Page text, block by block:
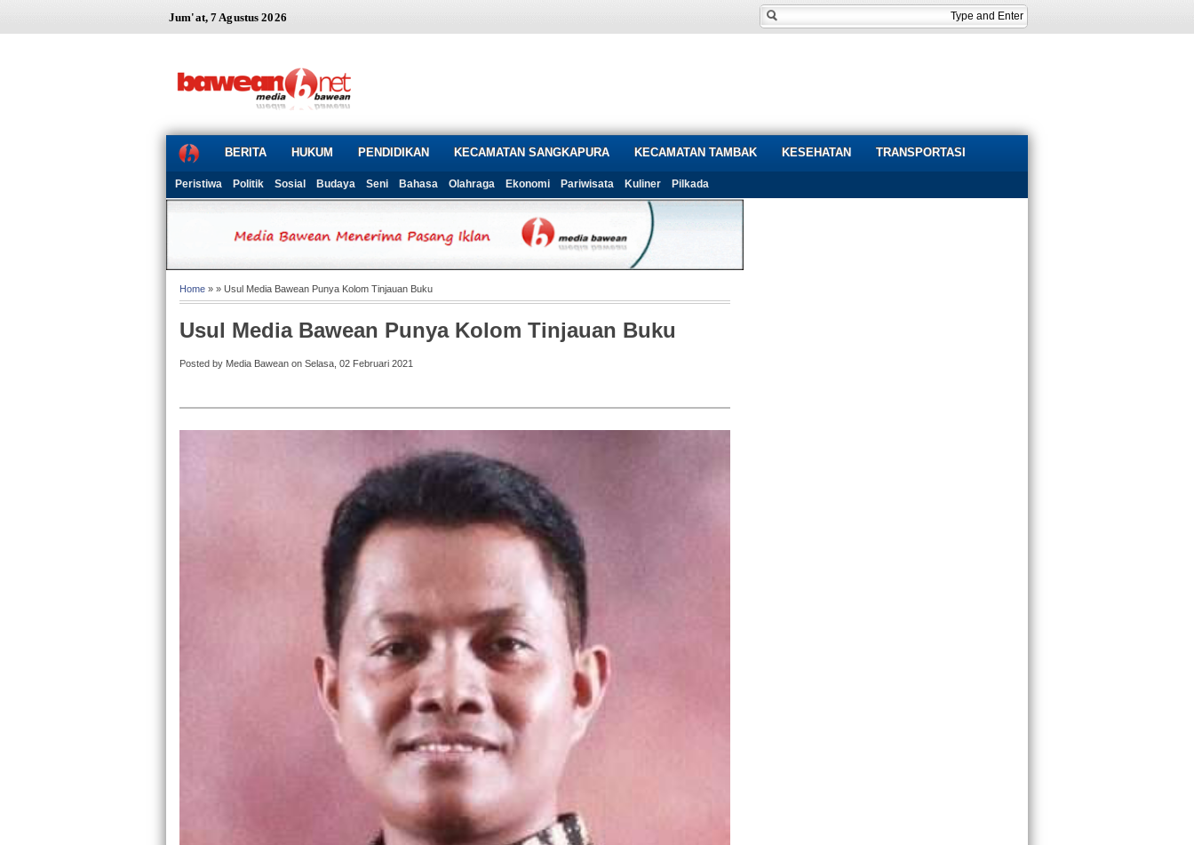
Jum'at, 7 Agustus 2026
BERITA HUKUM PENDIDIKAN KECAMATAN SANGKAPURA KECAMATAN TAMBAK KESEHATAN TRANSPORTASI
Peristiwa Politik Sosial Budaya Seni Bahasa Olahraga Ekonomi Pariwisata Kuliner Pilkada
Home » » Usul Media Bawean Punya Kolom Tinjauan Buku
Usul Media Bawean Punya Kolom Tinjauan Buku
Posted by Media Bawean on Selasa, 02 Februari 2021